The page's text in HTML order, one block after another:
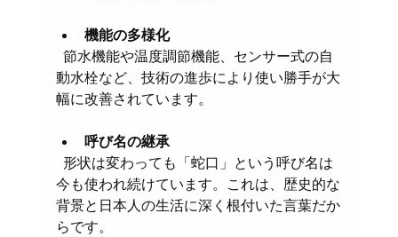
機能の多様化
動水栓など、技術の進歩により使い勝手が大
幅に改善されています。
呼び名の継承
今も使われ続けています。これは、歴史的な
背景と日本人の生活に深く根付いた言葉だか
らです。